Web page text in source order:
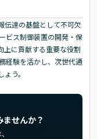
伝達の基盤として不可欠
ビス制御装置の開発・保
上に貢献する重要な役割
経験を活かし、次世代通
う。
せんか？